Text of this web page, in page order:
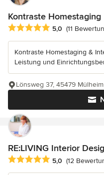
Kontraste Homestaging
Durchschnittliche
5,0 (11
Kontraste Homestaging &
Leistung und
Lönsweg 37, 45479
RE:LIVING Interior
Durchschnittliche
5,0 (12